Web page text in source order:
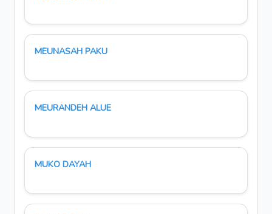
MEUNASAH PAKU
MEURANDEH ALUE
MUKO DAYAH